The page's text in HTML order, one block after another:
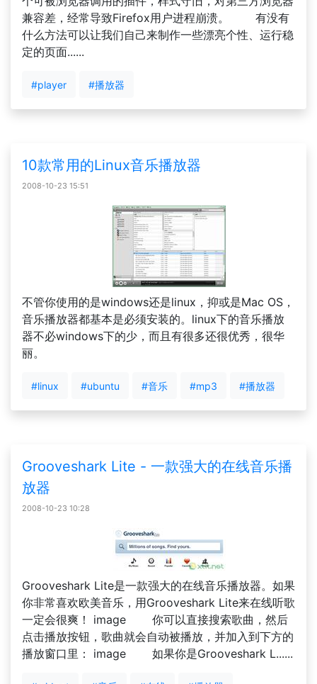
兼容差，经常导致Firefox用户进程崩溃。 有没有
什么方法可以让我们自己来制作一些漂亮个性、运行稳
定的页面......
#player #播放器
10款常用的Linux音乐播放器
2008-10-23 15:51
不管你使用的是windows还是linux，抑或是Mac OS，
音乐播放器都基本是必须安装的。linux下的音乐播放
器不必windows下的少，而且有很多还很优秀，很华
丽。
#linux #ubuntu #音乐 #mp3 #播放器
Grooveshark Lite - 一款强大的在线音乐播
放器
2008-10-23 10:28
Grooveshark Lite是一款强大的在线音乐播放器。如果
你非常喜欢欧美音乐，用Grooveshark Lite来在线听歌
一定会很爽！ image 你可以直接搜索歌曲，然后
点击播放按钮，歌曲就会自动被播放，并加入到下方的
播放窗口里： image 如果你是Grooveshark L......